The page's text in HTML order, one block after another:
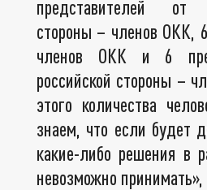
представителей от
стороны – членов ОКК,
членов ОКК и 6
российской стороны –
этого количества
знаем, что если будет
какие-либо решения в
невозможно